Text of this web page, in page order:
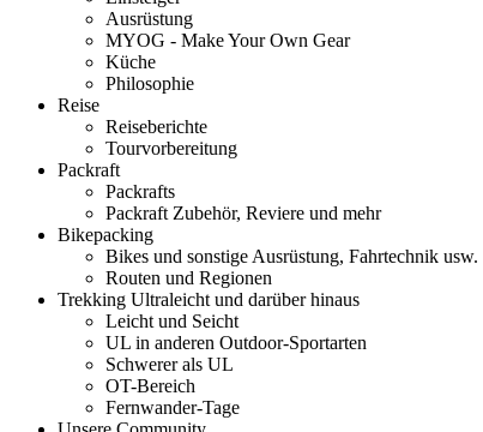
Ausrüstung
MYOG - Make Your Own Gear
Küche
Philosophie
Reise
Reiseberichte
Tourvorbereitung
Packraft
Packrafts
Packraft Zubehör, Reviere und mehr
Bikepacking
Bikes und sonstige Ausrüstung, Fahrtechnik usw.
Routen und Regionen
Trekking Ultraleicht und darüber hinaus
Leicht und Seicht
UL in anderen Outdoor-Sportarten
Schwerer als UL
OT-Bereich
Fernwander-Tage